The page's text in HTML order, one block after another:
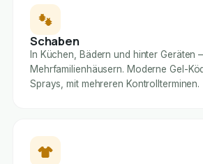
Schaben
In Küchen, Bädern und hinter Geräten
Mehrfamilienhäusern. Moderne Gel-
Sprays, mit mehreren Kontrollterminen.